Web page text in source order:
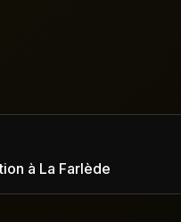
à La Farlède